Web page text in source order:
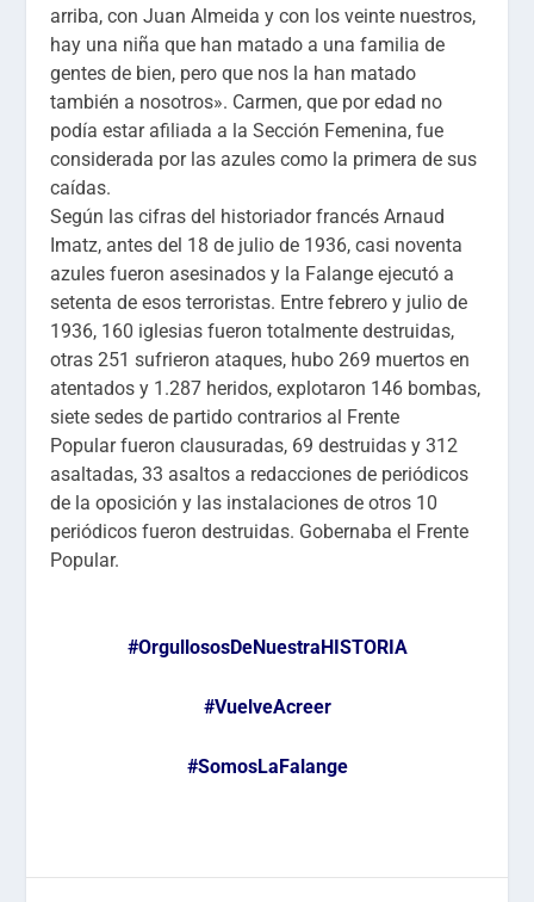
arriba, con Juan Almeida y con los veinte nuestros,
hay una niña que han matado a una familia de
gentes de bien, pero que nos la han matado
también a nosotros». Carmen, que por edad no
podía estar afiliada a la Sección Femenina, fue
considerada por las azules como la primera de sus
caídas.
Según las cifras del historiador francésArnaud
Imatz, antes del 18 de julio de 1936, casi noventa
azules fueron asesinados y la Falange ejecutó a
setenta de esos terroristas. Entre febrero y julio de
1936, 160 iglesias fueron totalmente destruidas,
otras 251 sufrieron ataques, hubo 269 muertos en
atentados y 1.287 heridos, explotaron 146 bombas,
siete sedes de partido contrarios al Frente
Popularfueron clausuradas, 69 destruidas y 312
asaltadas, 33 asaltos a redacciones de periódicos
de la oposición y las instalaciones de otros 10
periódicos fueron destruidas. Gobernaba el Frente
Popular.
#OrgullososDeNuestraHISTORIA
#VuelveAcreer
#SomosLaFalange